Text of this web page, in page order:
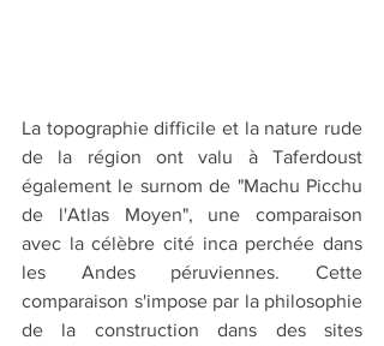
La topographie difficile et la nature rude
de la région ont valu à Taferdoust
également le surnom de "Machu Picchu
de l'Atlas Moyen", une comparaison
avec la célèbre cité inca perchée dans
les Andes péruviennes. Cette
comparaison s'impose par la philosophie
de la construction dans des sites